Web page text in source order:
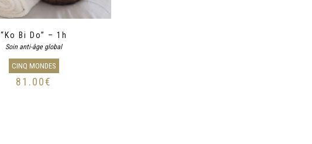
“Ko Bi Do” – 1h
Soin anti-âge global
CINQ MONDES
81.00€